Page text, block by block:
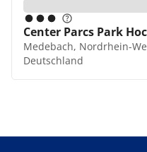
Center Parcs Park
Medebach, Nordrhein-
Deutschland